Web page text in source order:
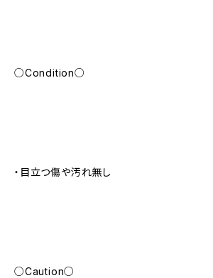
○Condition○
・目立つ傷や汚れ無し
○Caution○